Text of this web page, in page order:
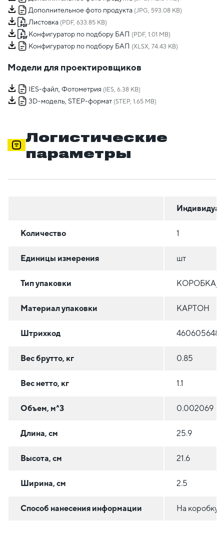
Дополнительное фото продукта (JPG, 593.08 KB)
Листовка (PDF, 633.85 KB)
Конфигуратор по подбору БАП (PDF, 1.01 MB)
Конфигуратор по подбору БАП (XLSX, 74.43 KB)
Модели для проектировщиков
IES-файл, Фотометрия (IES, 6.38 KB)
3D-модель, STEP-формат (STEP, 1.65 MB)
Логистические
параметры
Количество 1
Единицы измерения шт
Тип упаковки КОРОБКА/
Материал упаковки КАРТОН
Штрихкод
Вес брутто, кг 0.85
Вес нетто, кг 1.1
Объем, м^3 0.002069
Длина, см 25.9
Высота, см 21.6
Ширина, см 2.5
Способ нанесения информации На коробку